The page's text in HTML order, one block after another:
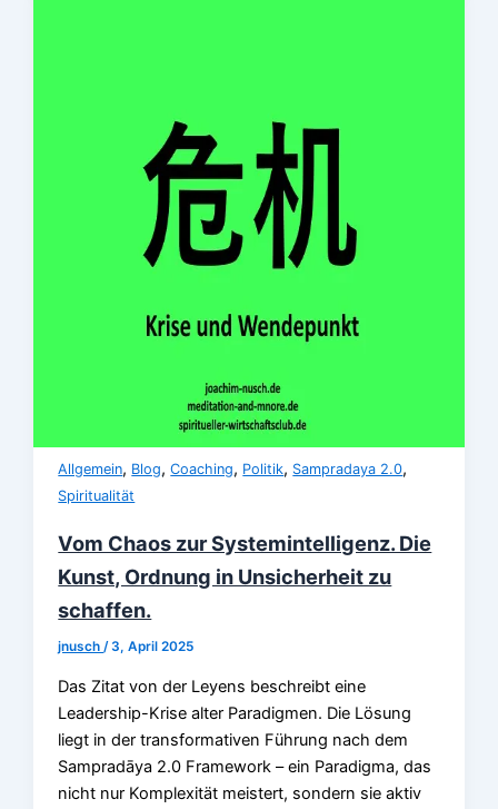
Allgemein, Blog,Coaching, Politik, Sampradaya 2.0,
Spiritualität
Vom Chaos zur Systemintelligenz. Die
Kunst, Ordnung in Unsicherheit zu
schaffen.
jnusch/3, April 2025
Das Zitat von der Leyens beschreibt eine
Leadership-Krise alter Paradigmen. Die Lösung
liegt in der transformativen Führung nach dem
Sampradāya 2.0 Framework – ein Paradigma, das
nicht nur Komplexität meistert, sondern sie aktiv